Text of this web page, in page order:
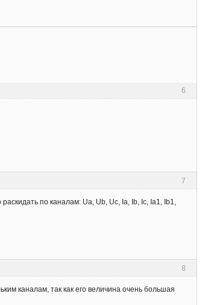
6
7
по каналам: Ua, Ub, Uc, Ia, Ib, Ic, Ia1, Ib1,
8
каналам, так как его величина очень большая